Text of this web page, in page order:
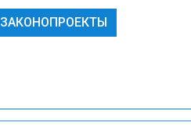
ЗАКОНОПРОЕКТЫ